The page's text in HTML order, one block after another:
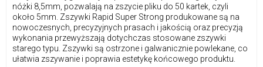
nóżki 8,5mm, pozwalają na zszycie pliku do 50 kartek, czyli
około 5mm. Zszywki Rapid Super Strong produkowane są na
nowoczesnych, precyzyjnych prasach i jakością oraz precyzją
wykonania przewyższają dotychczas stosowane zszywki
starego typu. Zszywki są ostrzone i galwanicznie powlekane, co
ułatwia zszywanie i poprawia estetykę końcowego produktu.